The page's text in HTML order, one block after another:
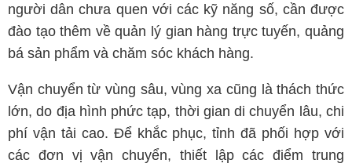
người dân chưa quen với các kỹ năng số, cần được
đào tạo thêm về quản lý gian hàng trực tuyến, quảng
bá sản phẩm và chăm sóc khách hàng.
Vận chuyển từ vùng sâu, vùng xa cũng là thách thức
lớn, do địa hình phức tạp, thời gian di chuyển lâu, chi
phí vận tải cao. Để khắc phục, tỉnh đã phối hợp với
các đơn vị vận chuyển, thiết lập các điểm trung